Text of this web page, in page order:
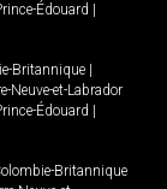
Édouard
Britannique
Neuve-et-Labrador
Édouard
Britannique